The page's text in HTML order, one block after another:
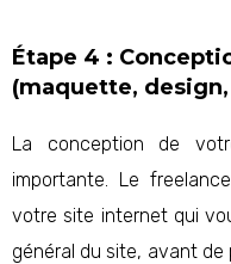
Étape 4 :
(maquette,
La conception de
importante. Le
votre site internet qui
général du site, avant de